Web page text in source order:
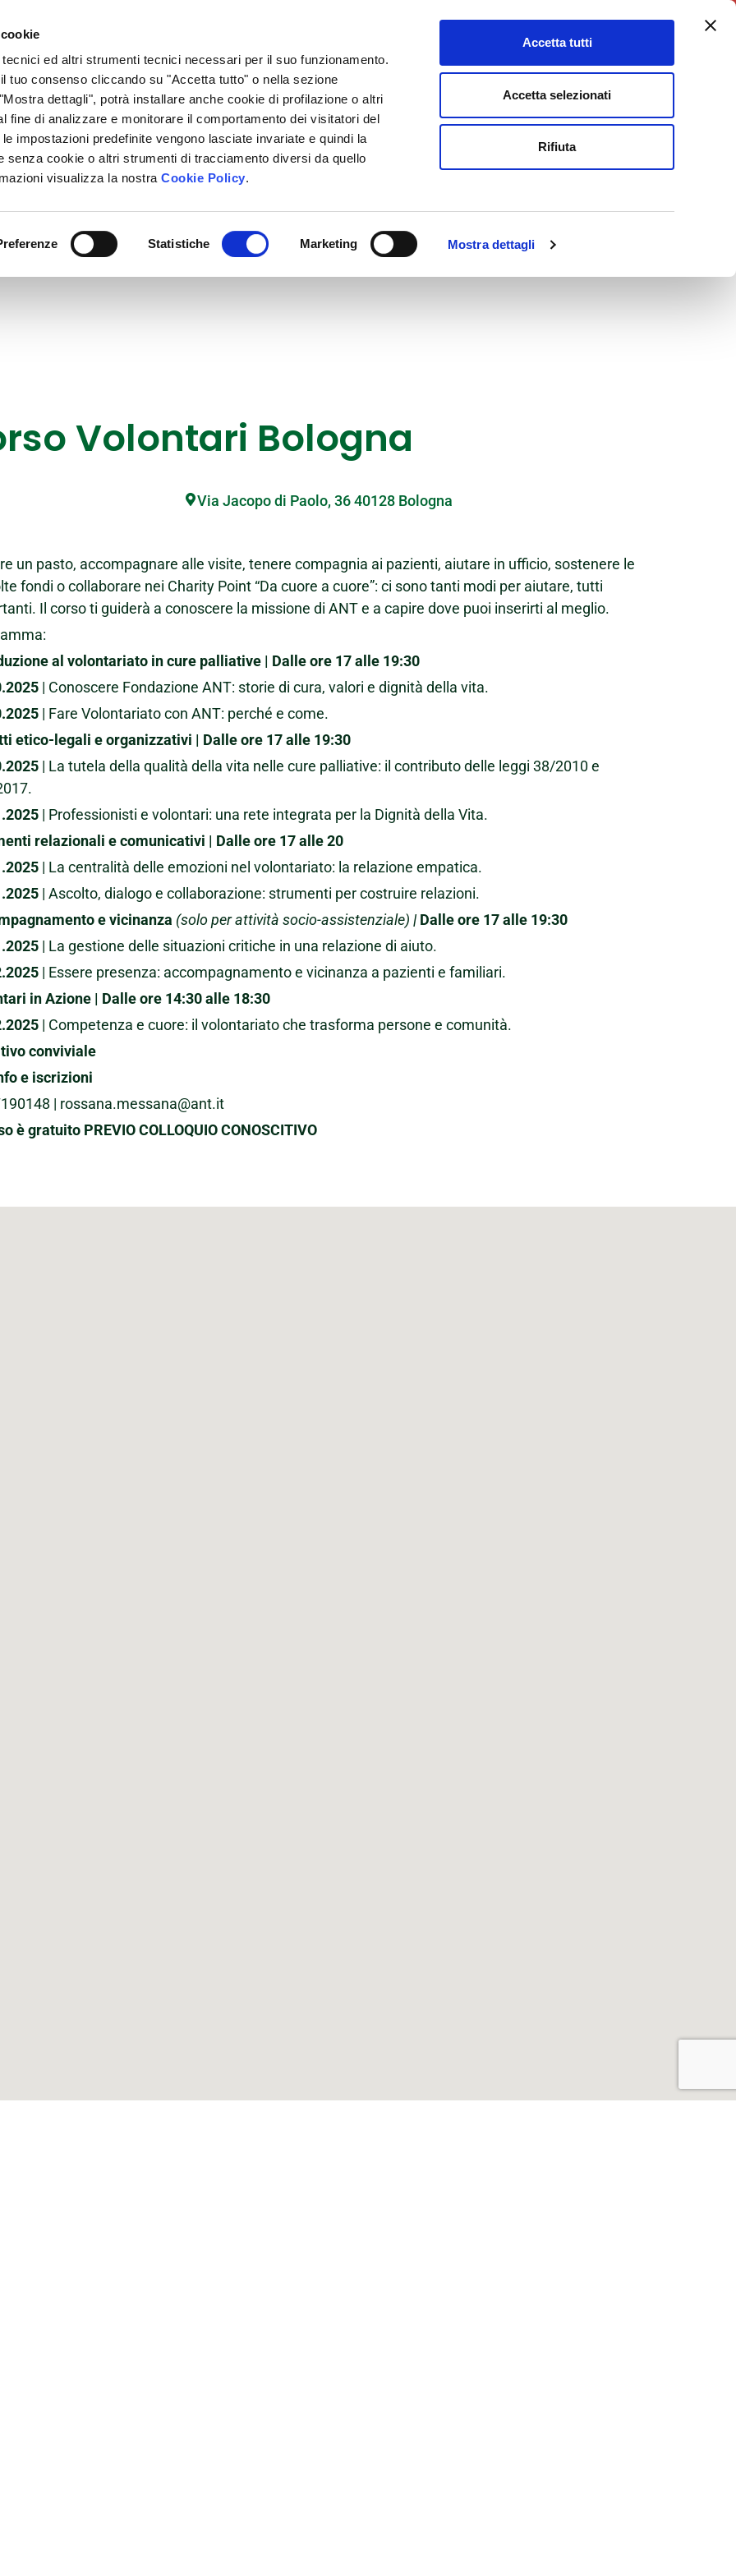
ed altri strumenti tecnici necessari per il suo funzionamento.
tuo consenso cliccando su "Accetta tutto" o nella sezione
dettagli", potrà installare anche cookie di profilazione o altri
fine di analizzare e monitorare il comportamento dei visitatori del
impostazioni predefinite vengono lasciate invariate e quindi la
senza cookie o altri strumenti di tracciamento diversi da quello
visualizza la nostraCookie Policy.
Statistiche Marketing Mostra dettagli
Accetta tutti
Accetta selezionati
Rifiuta
Charity Point
Sedi Locali DONA ORA
Volontari Bologna
Via Jacopo di Paolo, 36 40128 Bologna
un pasto, accompagnare alle visite, tenere compagnia ai pazienti, aiutare in ufficio, sostenere le
fondi o collaborare nei Charity Point “Da cuore a cuore”: ci sono tanti modi per aiutare, tutti
Il corso ti guiderà a conoscere la missione di ANT e a capire dove puoi inserirti al meglio.
al volontariato in cure palliative | Dalle ore 17 alle 19:30
| Conoscere Fondazione ANT: storie di cura, valori e dignità della vita.
| Fare Volontariato con ANT: perché e come.
etico-legali e organizzativi | Dalle ore 17 alle 19:30
| La tutela della qualità della vita nelle cure palliative: il contributo delle leggi 38/2010 e
| Professionisti e volontari: una rete integrata per la Dignità della Vita.
relazionali e comunicativi | Dalle ore 17 alle 20
| La centralità delle emozioni nel volontariato: la relazione empatica.
| Ascolto, dialogo e collaborazione: strumenti per costruire relazioni.
e vicinanza (solo per attività socio-assistenziale) | Dalle ore 17 alle 19:30
| La gestione delle situazioni critiche in una relazione di aiuto.
| Essere presenza: accompagnamento e vicinanza a pazienti e familiari.
in Azione | Dalle ore 14:30 alle 18:30
| Competenza e cuore: il volontariato che trasforma persone e comunità.
conviviale
e iscrizioni
| rossana.messana@ant.it
è gratuito PREVIO COLLOQUIO CONOSCITIVO